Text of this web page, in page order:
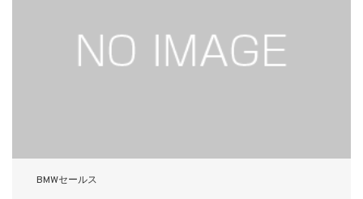
BMWセールス